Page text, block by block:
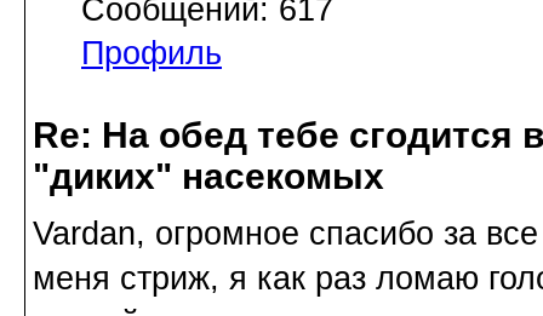
Сообщений: 617
Профиль
Re: На обед тебе сгодится
"диких" насекомых
Vardan, огромное спасибо за
меня стриж, я как раз ломаю